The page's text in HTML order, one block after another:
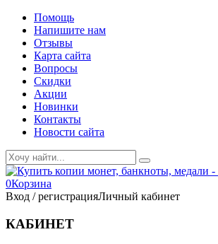
Помощь
Напишите нам
Отзывы
Карта сайта
Вопросы
Скидки
Акции
Новинки
Контакты
Новости сайта
0Корзина
Вход / регистрацияЛичный кабинет
КАБИНЕТ